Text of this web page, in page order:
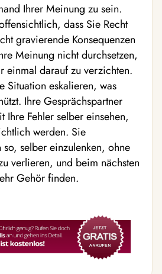
Ihrer Meinung zu sein.
dass Sie Recht
gravierende Konsequenzen
Meinung nicht durchsetzen,
einmal darauf zu verzichten.
Situation eskalieren, was
Ihre Gesprächspartner
Ihre Fehler selber einsehen,
werden. Sie
selber einzulenken, ohne
verlieren, und beim nächsten
Gehör finden.